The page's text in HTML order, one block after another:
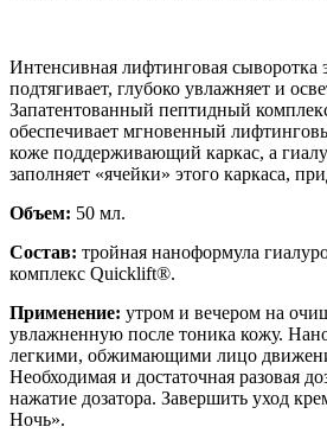
Интенсивная лифтинговая сыворотка
подтягивает, глубоко увлажняет и
Запатентованный пептидный
обеспечивает мгновенный
коже поддерживающий каркас, а
заполняет «ячейки» этого каркаса,
Объем: 50 мл.
Состав: тройная наноформула
комплекс Quicklift®.
Применение: утром и вечером на
увлажненную после тоника кожу.
легкими, обжимающими лицо
Необходимая и достаточная разовая
нажатие дозатора. Завершить уход
Ночь».